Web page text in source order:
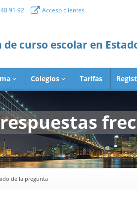
91 92 Acceso clientes
de curso escolar en
Colegios Tarifas
de la pregunta